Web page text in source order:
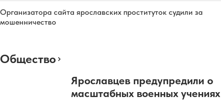
Организатора сайта ярославских проституток судили за
мошенничество
Общество
Ярославцев предупредили о
масштабных военных учениях